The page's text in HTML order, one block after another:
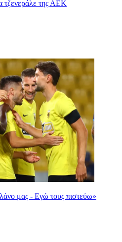
τζενεράλε της ΑΕΚ
μας - Εγώ τους πιστεύω»